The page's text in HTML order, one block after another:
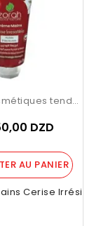
Cerise
Cosmétiques tendance Birkhadem
DZD
AU PANIER